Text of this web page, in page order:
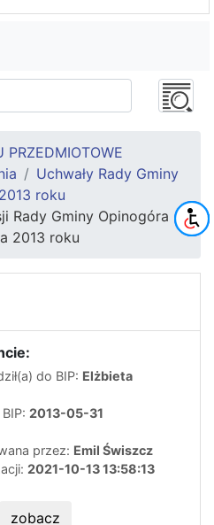
PRZEDMIOTOWE
Uchwały Rady Gminy
roku
Rady Gminy Opinogóra
2013 roku
do BIP: Elżbieta
2013-05-31
przez: Emil Świszcz
2021-10-13 13:58:13
zobacz